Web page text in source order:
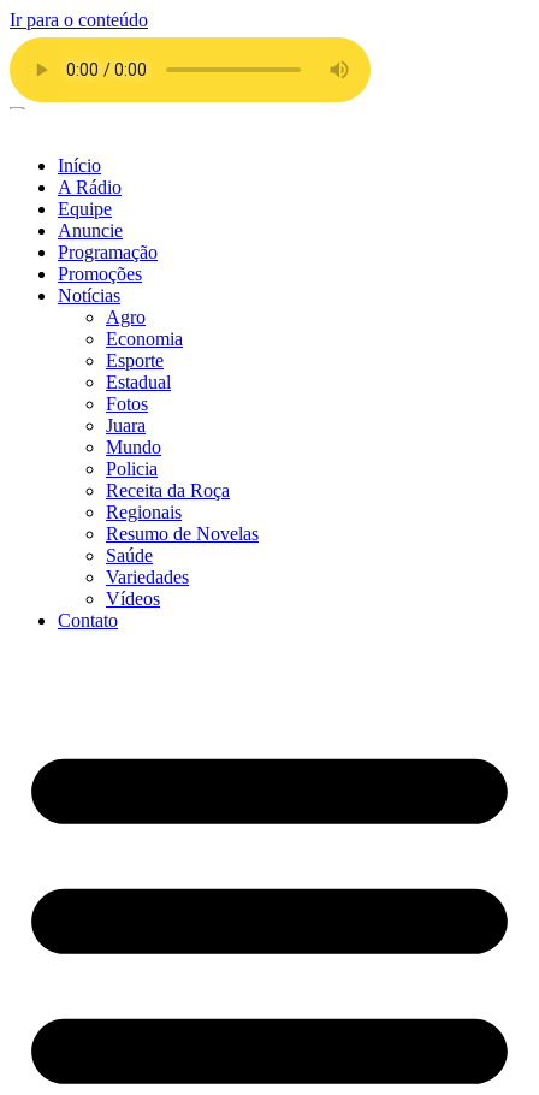
Ir para o conteúdo
Início
A Rádio
Equipe
Anuncie
Programação
Promoções
Notícias
Agro
Economia
Esporte
Estadual
Fotos
Juara
Mundo
Policia
Receita da Roça
Regionais
Resumo de Novelas
Saúde
Variedades
Vídeos
Contato